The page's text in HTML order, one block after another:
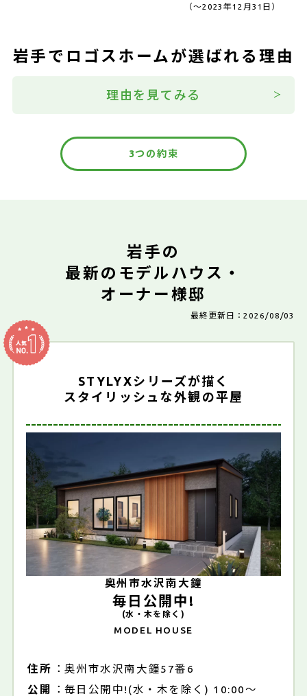
（～2023年12月31日）
岩手でロゴスホームが選ばれる理由
理由を見てみる
3つの約束
岩手の
最新のモデルハウス・
オーナー様邸
最終更新日：2026/08/03
STYLYXシリーズが描く
スタイリッシュな外観の平屋
奥州市水沢南大鐘
毎日公開中!
(水・木を除く)
MODEL HOUSE
住所
奥州市水沢南大鐘57番6
公開
毎日公開中!(水・木を除く) 10:00～